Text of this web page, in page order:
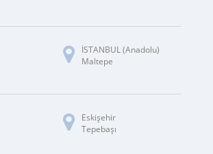
İSTANBUL (Anadolu)
Maltepe
Eskişehir
Tepebaşı